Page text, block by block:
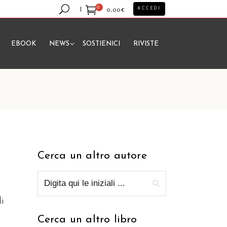
0
0,00€
prodotto nel carrello.
ACCEDI
EBOOK NEWS SOSTIENICI RIVISTE
Cerca un altro autore
Cerca un altro libro